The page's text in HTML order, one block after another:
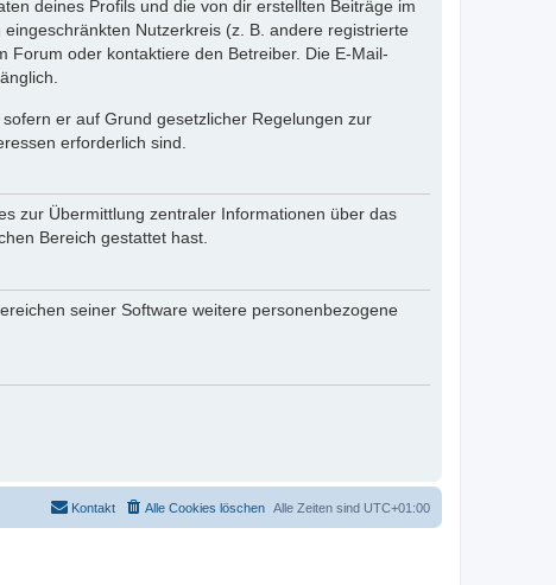
deines Profils und die von dir erstellten Beiträge im
Nutzerkreis (z. B. andere registrierte
Forum oder kontaktiere den Betreiber. Die E-Mail-
er auf Grund gesetzlicher Regelungen zur
erforderlich sind.
zur Übermittlung zentraler Informationen über das
Bereich gestattet hast.
seiner Software weitere personenbezogene
Alle Zeiten sind UTC+01:00
Alle Cookies löschen
Kontakt